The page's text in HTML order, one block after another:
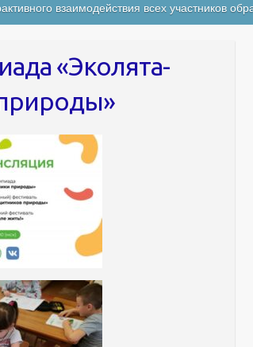
взаимодействия всех участников
«Эколята-